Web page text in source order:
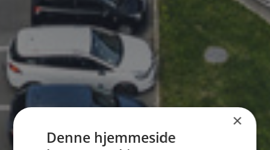
×
Denne hjemmeside